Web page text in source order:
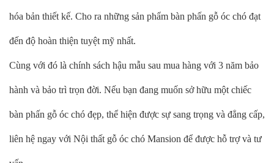
hóa bản thiết kế. Cho ra những sản phẩm bàn phấn gỗ óc chó đạt
đến độ hoàn thiện tuyệt mỹ nhất.
Cùng với đó là chính sách hậu mẫu sau mua hàng với 3 năm bảo
hành và bảo trì trọn đời. Nếu bạn đang muốn sở hữu một chiếc
bàn phấn gỗ óc chó đẹp, thể hiện được sự sang trọng và đẳng cấp,
liên hệ ngay với Nội thất gỗ óc chó Mansion để được hỗ trợ và tư